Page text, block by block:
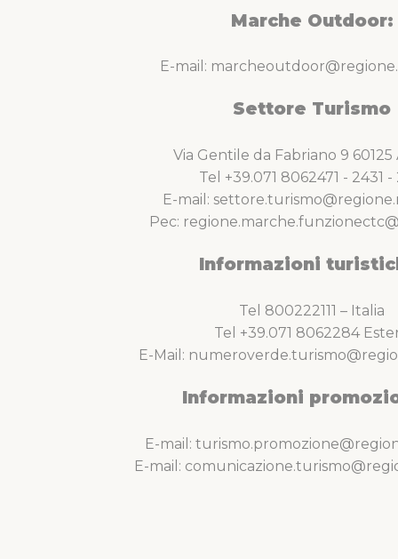
Marche Outdoor:
E-mail:
Settore Turismo
Via Gentile da Fabriano 9
Tel +39.071 8062471 - 2431 -
E-mail:
Pec:
Informazioni
Tel 800222111 – Italia
Tel +39.071 8062284
E-Mail:
Informazioni
E-mail:
E-mail: